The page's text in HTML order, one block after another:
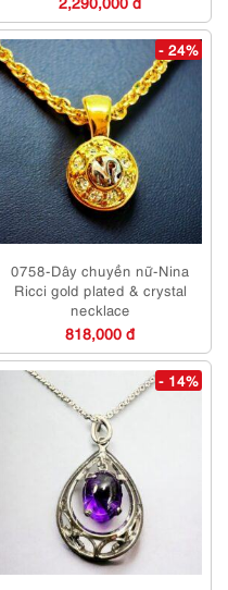
- 24%
0758-Dây chuyền nữ-Nina
Ricci gold plated & crystal
necklace
818,000 đ
- 14%